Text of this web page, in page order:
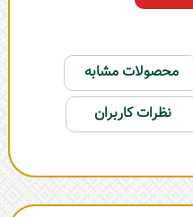
محصولات مشابه
نظرات کاربران